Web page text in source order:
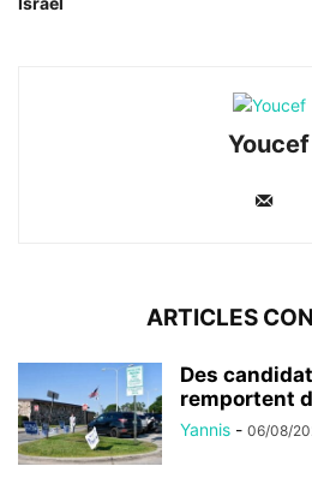
Youcef
ARTICLES
Des
remportent
Yannis - 06/08/